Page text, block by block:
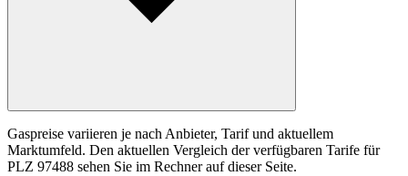
Gaspreise variieren je nach Anbieter, Tarif und aktuellem
Marktumfeld. Den aktuellen Vergleich der verfügbaren Tarife für
PLZ 97488 sehen Sie im Rechner auf dieser Seite.